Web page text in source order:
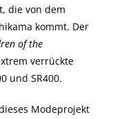
die von dem
kommt. Der
of the
verrückte
und SR400.
Modeprojekt